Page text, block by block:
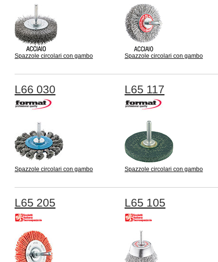
Spazzole circolari con gambo Spazzole circolari con gambo
L66 030
Spazzole circolari con gambo
L65 117
Spazzole circolari con gambo
L65 205 L65 105